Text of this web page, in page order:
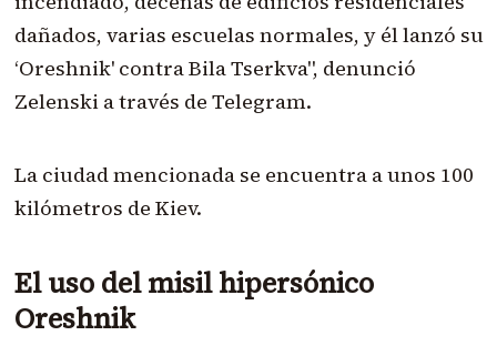
dañados, varias escuelas normales, y él lanzó su
‘Oreshnik' contra Bila Tserkva", denunció
Zelenski a través de Telegram.
La ciudad mencionada se encuentra a unos 100
kilómetros de Kiev.
El uso del misil hipersónico
Oreshnik